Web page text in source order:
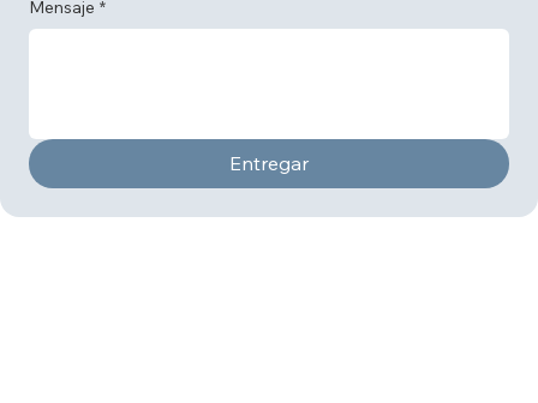
Mensaje *
Entregar